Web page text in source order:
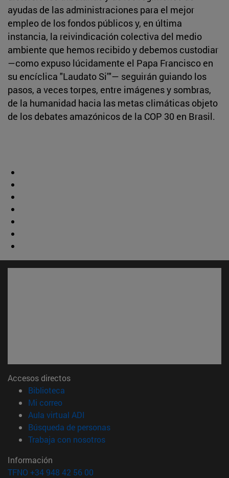
ayudas de las administraciones para el mejor
empleo de los fondos públicos y, en última
instancia, la reivindicación colectiva del medio
ambiente que hemos recibido y debemos custodiar
—como expuso lúcidamente el Papa Francisco en
su encíclica "Laudato Si'"— seguirán guiando los
pasos, a veces torpes, entre imágenes y sombras,
de la humanidad hacia las metas climáticas objeto
de los debates amazónicos de la COP 30 en Brasil.
Accesos directos
Biblioteca
Mi correo(abre en nueva ventana)
Aula virtual ADI
Búsqueda de personas(abre en nueva ventana)
Trabaja con nosotros(abre en nueva ventana)
Información
TFNO +34 948 42 56 00